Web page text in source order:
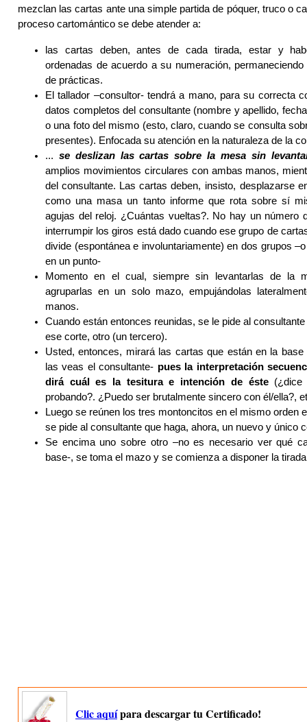
mezclan las cartas ante una simple partida de póquer, truco o
proceso cartomántico se debe atender a:
las cartas deben, antes de cada tirada, estar y
ordenadas de acuerdo a su numeración,
de prácticas.
El tallador –consultor- tendrá a mano, para su correcta
datos completos del consultante (nombre y apellido,
o una foto del mismo (esto, claro, cuando se consulta
presentes). Enfocada su atención en la naturaleza de la
... se deslizan las cartas sobre la mesa sin
amplios movimientos circulares con ambas manos,
del consultante. Las cartas deben, insisto, desplazarse
como una masa un tanto informe que rota sobre sí
agujas del reloj. ¿Cuántas vueltas?. No hay un número
interrumpir los giros está dado cuando ese grupo de
divide (espontánea e involuntariamente) en dos grupos
en un punto-
Momento en el cual, siempre sin levantarlas de la
agruparlas en un solo mazo, empujándolas
manos.
Cuando están entonces reunidas, se le pide al
ese corte, otro (un tercero).
Usted, entonces, mirará las cartas que están en la
las veas el consultante- pues la interpretación
dirá cuál es la tesitura e intención de éste(¿dice
probando?. ¿Puedo ser brutalmente sincero con él/ella?,
Luego se reúnen los tres montoncitos en el mismo orden
se pide al consultante que haga, ahora, un nuevo y único
Se encima uno sobre otro –no es necesario ver qué
base-, se toma el mazo y se comienza a disponer la
Clic aquípara descargar tu Certificado!